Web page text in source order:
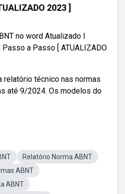
2023 ]
no word Atualizado I
a Passo [ ATUALIZADO
relatório técnico nas normas
até 9/2024. Os modelos do
Relatório Norma ABNT
ABNT
ABNT